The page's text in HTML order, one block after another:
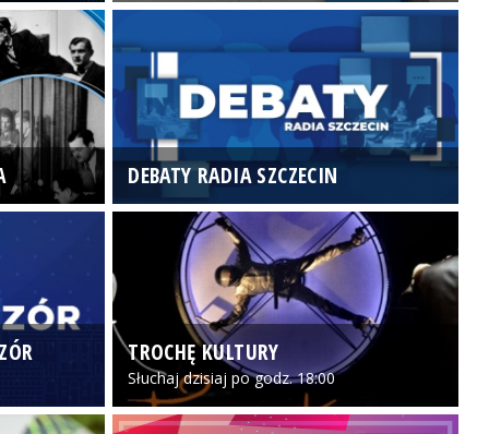
DEBATY RADIA SZCZECIN
TROCHĘ KULTURY
Słuchaj dzisiaj po godz. 18:00